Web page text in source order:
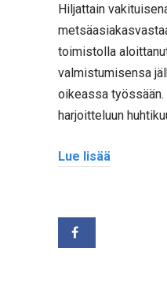
Hiljattain
toimistolla
valmistumisensa
oikeassa työssään.
harjoitteluun
Lue lisää